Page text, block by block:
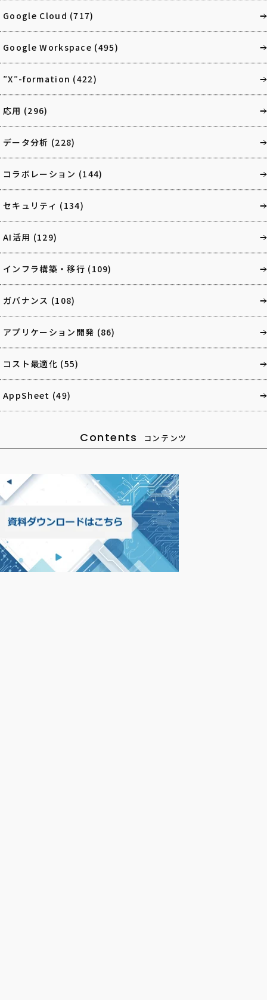
Google Cloud (717)
Google Workspace (495)
”X”-formation (422)
応用 (296)
データ分析 (228)
コラボレーション (144)
セキュリティ (134)
AI活用 (129)
インフラ構築・移行 (109)
ガバナンス (108)
アプリケーション開発 (86)
コスト最適化 (55)
AppSheet (49)
Contents コンテンツ